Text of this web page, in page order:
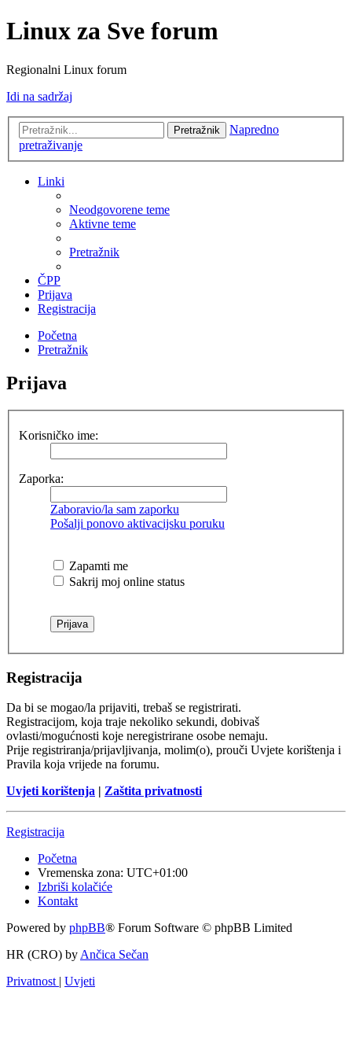
Linux za Sve forum
Regionalni Linux forum
Idi na sadržaj
Pretražnik
Napredno
pretraživanje
Linki
Neodgovorene teme
Aktivne teme
Pretražnik
ČPP
Prijava
Registracija
Početna
Pretražnik
Prijava
Korisničko ime:
Zaporka:
Zaboravio/la sam zaporku
Pošalji ponovo aktivacijsku poruku
Zapamti me
Sakrij moj online status
Registracija
Da bi se mogao/la prijaviti, trebaš se registrirati.
Registracijom, koja traje nekoliko sekundi, dobivaš
ovlasti/mogućnosti koje neregistrirane osobe nemaju.
Prije registriranja/prijavljivanja, molim(o), prouči Uvjete korištenja i
Pravila koja vrijede na forumu.
Uvjeti korištenja | Zaštita privatnosti
Registracija
Početna
Vremenska zona: UTC+01:00
Izbriši kolačiće
Kontakt
Powered by phpBB® Forum Software © phpBB Limited
HR (CRO) by Ančica Sečan
Privatnost | Uvjeti